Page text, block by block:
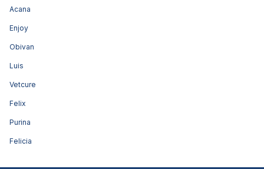
Acana
Enjoy
Obivan
Luis
Vetcure
Felix
Purina
Felicia